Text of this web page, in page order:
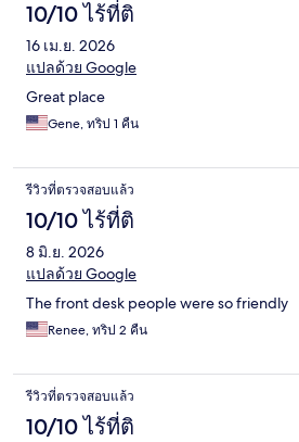
10/10 ไร้ที่ติ
16 เม.ย. 2026
แปลด้วย Google
Great place
Gene, ทริป 1 คืน
รีวิวที่ตรวจสอบแล้ว
10/10 ไร้ที่ติ
8 มิ.ย. 2026
แปลด้วย Google
The front desk people were so friendly
Renee, ทริป 2 คืน
รีวิวที่ตรวจสอบแล้ว
10/10 ไร้ที่ติ